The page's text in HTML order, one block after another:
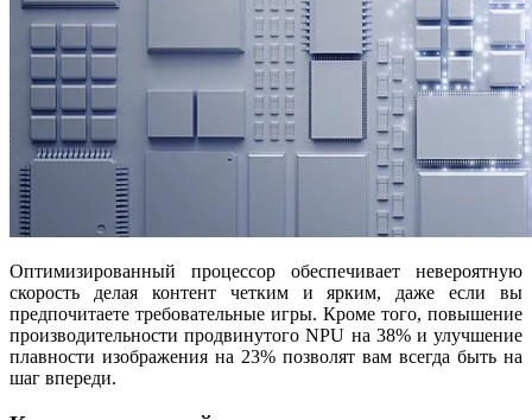
Оптимизированный процессор обеспечивает невероятную
скорость делая контент четким и ярким, даже если вы
предпочитаете требовательные игры. Кроме того, повышение
производительности продвинутого NPU на 38% и улучшение
плавности изображения на 23% позволят вам всегда быть на
шаг впереди.